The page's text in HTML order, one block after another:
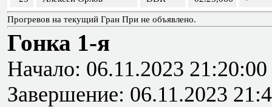
Прогревов на текущий Гран При не объявлено.
Гонка 1-я
Начало: 06.11.2023 21:20:00
Завершение: 06.11.2023